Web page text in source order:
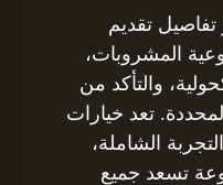
تفاصيل تقديم
المشروبات،
والتأكد من
تعد خيارات
الشاملة،
تسعد جميع